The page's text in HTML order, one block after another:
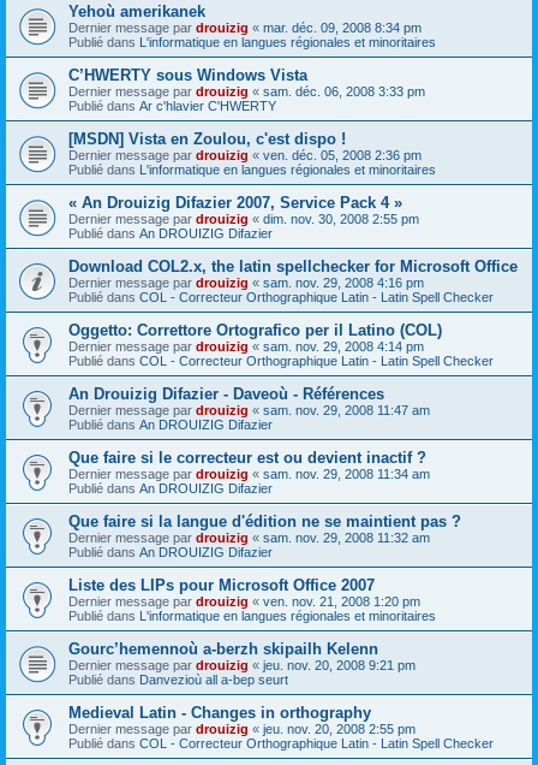
Yehoù amerikanek
Dernier message par drouizig « mar. déc. 09, 2008 8:34 pm
Publié dans L'informatique en langues régionales et minoritaires
C’HWERTY sous Windows Vista
Dernier message par drouizig « sam. déc. 06, 2008 3:33 pm
Publié dans Ar c'hlavier C'HWERTY
[MSDN] Vista en Zoulou, c'est dispo !
Dernier message par drouizig « ven. déc. 05, 2008 2:36 pm
Publié dans L'informatique en langues régionales et minoritaires
« An Drouizig Difazier 2007, Service Pack 4 »
Dernier message par drouizig « dim. nov. 30, 2008 2:55 pm
Publié dans An DROUIZIG Difazier
Download COL2.x, the latin spellchecker for Microsoft Office
Dernier message par drouizig « sam. nov. 29, 2008 4:16 pm
Publié dans COL - Correcteur Orthographique Latin - Latin Spell Checker
Oggetto: Correttore Ortografico per il Latino (COL)
Dernier message par drouizig « sam. nov. 29, 2008 4:14 pm
Publié dans COL - Correcteur Orthographique Latin - Latin Spell Checker
An Drouizig Difazier - Daveoù - Références
Dernier message par drouizig « sam. nov. 29, 2008 11:47 am
Publié dans An DROUIZIG Difazier
Que faire si le correcteur est ou devient inactif ?
Dernier message par drouizig « sam. nov. 29, 2008 11:34 am
Publié dans An DROUIZIG Difazier
Que faire si la langue d'édition ne se maintient pas ?
Dernier message par drouizig « sam. nov. 29, 2008 11:32 am
Publié dans An DROUIZIG Difazier
Liste des LIPs pour Microsoft Office 2007
Dernier message par drouizig « ven. nov. 21, 2008 1:20 pm
Publié dans L'informatique en langues régionales et minoritaires
Gourc’hemennoù a-berzh skipailh Kelenn
Dernier message par drouizig « jeu. nov. 20, 2008 9:21 pm
Publié dans Danvezioù all a-bep seurt
Medieval Latin - Changes in orthography
Dernier message par drouizig « jeu. nov. 20, 2008 2:55 pm
Publié dans COL - Correcteur Orthographique Latin - Latin Spell Checker